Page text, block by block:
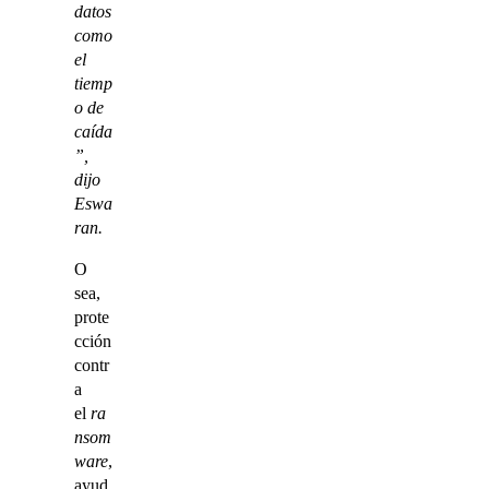
datos
como
el
tiemp
o de
caída
”,
dijo
Eswa
ran.
O
sea,
prote
cción
contr
a
el ra
nsom
ware,
ayud